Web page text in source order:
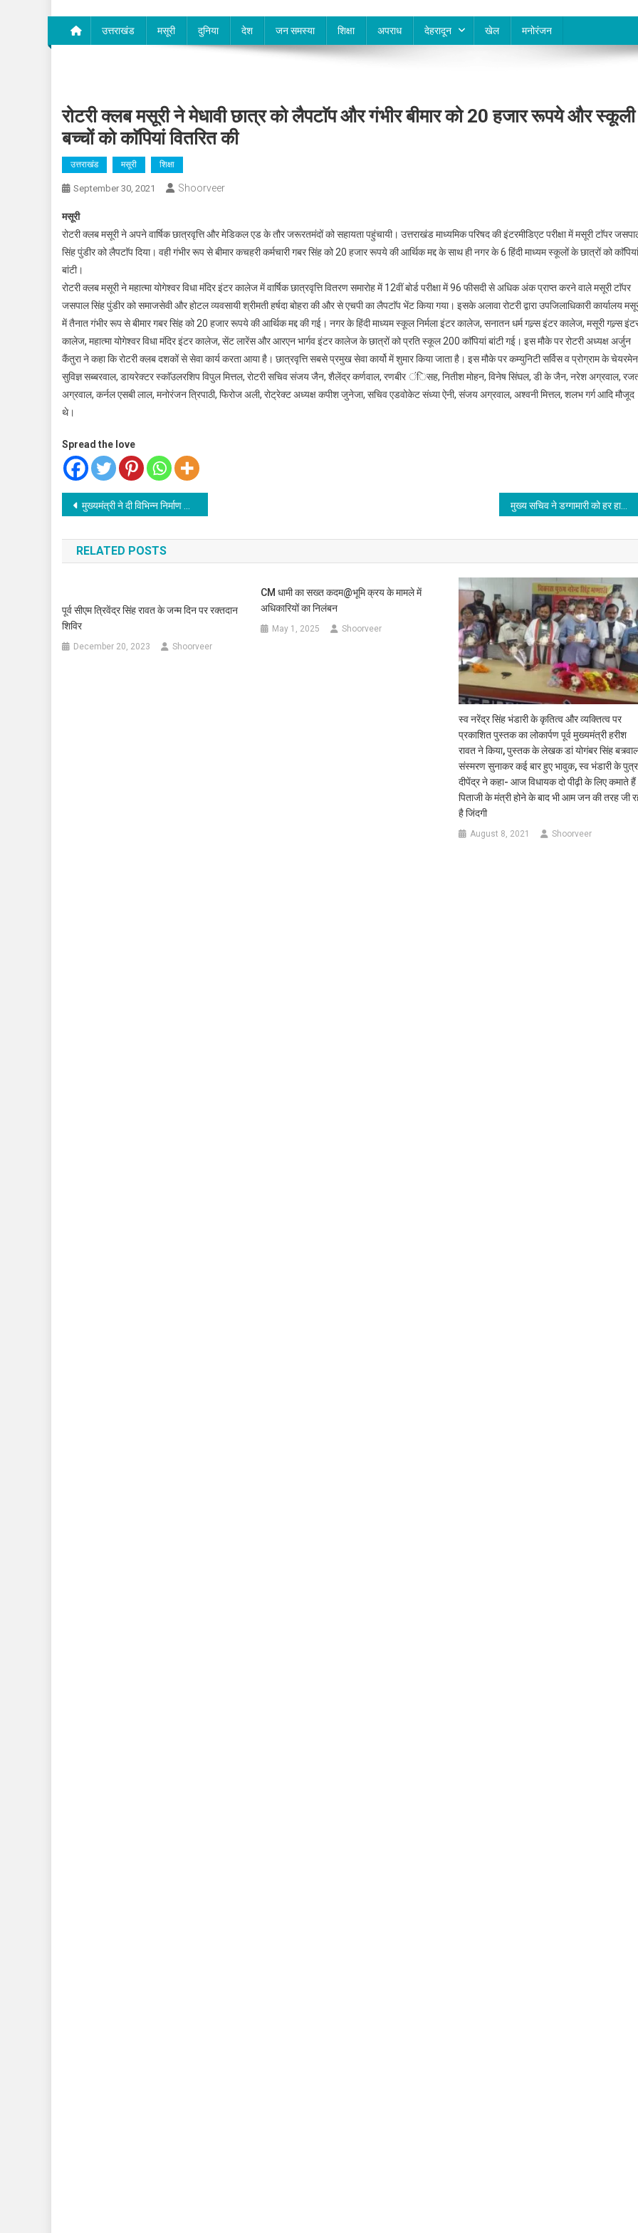
उत्तराखंड मसूरी दुनिया देश जन समस्या शिक्षा अपराध देहरादून खेल मनोरंजन
रोटरी क्लब मसूरी ने मेधावी छात्र को लैपटाॅप और गंभीर बीमार को 20 हजार रूपये और स्कूली
बच्चों को काॅपियां वितरित की
उत्तराखंड मसूरी शिक्षा
September 30, 2021 Shoorveer
मसूरी
रोटरी क्लब मसूरी ने अपने वार्षिक छात्रवृत्ति और मेडिकल एड के तौर जरूरतमंदों को सहायता पहुंचायी। उत्तराखंड माध्यमिक परिषद की इंटरमीडिएट परीक्षा में मसूरी टाॅपर
सिंह पुंडीर को लैपटाॅप दिया। वही गंभीर रूप से बीमार कचहरी कर्मचारी गबर सिंह को 20 हजार रूपये की आर्थिक मद्द के साथ ही नगर के 6 हिंदी माध्यम स्कूलों के छात्रों को काॅपियां
बांटी।
रोटरी क्लब मसूरी ने महात्मा योगेश्वर विधा मंदिर इंटर कालेज में वार्षिक छात्रवृत्ति वितरण समारोह में 12वीं बोर्ड परीक्षा में 96 फीसदी से अधिक अंक प्राप्त करने वाले मसूरी टाॅपर
जसपाल सिंह पुंडीर को समाजसेवी और होटल व्यवसायी श्रीमती हर्षदा बोहरा की और से एचपी का लैपटाॅप भेंट किया गया। इसके अलावा रोटरी द्वारा उपजिलाधिकारी कार्यालय
में तैनात गंभीर रूप से बीमार गबर सिंह को 20 हजार रूपये की आर्थिक मद्द की गई। नगर के हिंदी माध्यम स्कूल निर्मला इंटर कालेज, सनातन धर्म गल्र्स इंटर कालेज, मसूरी गल्र्स
कालेज, महात्मा योगेश्वर विधा मंदिर इंटर कालेज, सेंट लारेंस और आरएन भार्गव इंटर कालेज के छात्रों को प्रति स्कूल 200 काॅपियां बांटी गई। इस मौके पर रोटरी अध्यक्ष अर्जुन
कैंतुरा ने कहा कि रोटरी क्लब दशकों से सेवा कार्य करता आया है। छात्रवृत्ति सबसे प्रमुख सेवा कार्यो में शुमार किया जाता है। इस मौके पर कम्युनिटी सर्विस व प्रोग्राम के चेयरमेन
सुविज्ञ सब्बरवाल, डायरेक्टर स्काॅउलरशिप विपुल मित्तल, रोटरी सचिव संजय जैन, शैलेंद्र कर्णवाल, रणबीर ंिसह, नितीश मोहन, विनेष सिंघल, डी के जैन, नरेश अग्रवाल,
अग्रवाल, कर्नल एसबी लाल, मनोरंजन त्रिपाठी, फिरोज अली, रोट्रेक्ट अध्यक्ष कपीश जुनेजा, सचिव एडवोकेट संध्या ऐनी, संजय अग्रवाल, अश्वनी मित्तल, शलभ गर्ग आदि मौजूद
थे।
Spread the love
Post
navigation
मुख्यमंत्री ने दी विभिन्न निर्माण कार्यों हेतु वित्तीय स्वीकृति मुख्य सचिव ने डग्गामारी को हर हाल में रोकने के निर्देश दिए
RELATED POSTS
पूर्व सीएम त्रिवेंद्र सिंह रावत के जन्म दिन पर रक्तदान
शिविर
December 20, 2023 Shoorveer
CM धामी का सख्त कदम@भूमि क्रय के मामले में
अधिकारियों का निलंबन
May 1, 2025 Shoorveer
स्व नरेंद्र सिंह भंडारी के कृतित्व और व्यक्तित्व पर
प्रकाशित पुस्तक का लोकार्पण पूर्व मुख्यमंत्री हरीश
रावत ने किया, पुस्तक के लेखक डां योगंबर सिंह
संस्मरण सुनाकर कई बार हुए भावुक, स्व भंडारी के पुत्र
दीपेंद्र ने कहा- आज विधायक दो पीढ़ी के लिए कमाते हैं
पिताजी के मंत्री होने के बाद भी आम जन की तरह जी
है जिंदगी
August 8, 2021 Shoorveer